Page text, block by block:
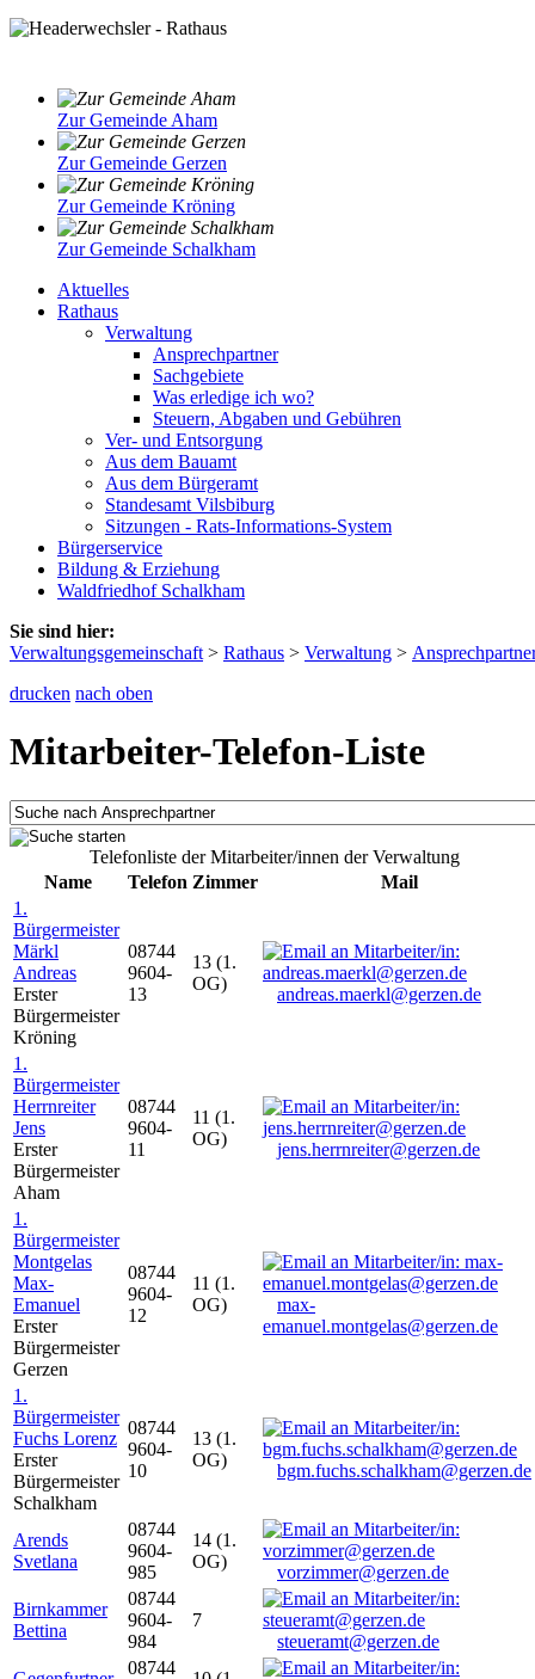
Zur Gemeinde Aham
Zur Gemeinde Gerzen
Zur Gemeinde Kröning
Zur Gemeinde Schalkham
Aktuelles
Rathaus
Verwaltung
Ansprechpartner
Sachgebiete
Was erledige ich wo?
Steuern, Abgaben und Gebühren
Ver- und Entsorgung
Aus dem Bauamt
Aus dem Bürgeramt
Standesamt Vilsbiburg
Sitzungen - Rats-Informations-System
Bürgerservice
Bildung & Erziehung
Waldfriedhof Schalkham
Sie sind hier:
Verwaltungsgemeinschaft > Rathaus > Verwaltung >
drucken nach oben
Mitarbeiter-Telefon-Liste
Telefonliste der Mitarbeiter/innen der Verwaltung
Name
Telefon Zimmer
Mail
1.
Bürgermeister
Märkl
Andreas
Erster
Bürgermeister
Kröning
08744
9604-
13
13 (1.
OG)
andreas.maerkl@gerzen.de
1.
Bürgermeister
Herrnreiter
Jens
Erster
Bürgermeister
Aham
08744
9604-
11
11 (1.
OG)
jens.herrnreiter@gerzen.de
1.
Bürgermeister
Montgelas
Max-
Emanuel
Erster
Bürgermeister
Gerzen
08744
9604-
12
11 (1.
OG)
max-
emanuel.montgelas@gerzen.de
1.
Bürgermeister
Fuchs Lorenz
Erster
Bürgermeister
Schalkham
08744
9604-
10
13 (1.
OG)
bgm.fuchs.schalkham@gerzen.de
Arends
Svetlana
08744
9604-
985
14 (1.
OG)
vorzimmer@gerzen.de
Birnkammer
Bettina
08744
9604-
984
7
steueramt@gerzen.de
08744